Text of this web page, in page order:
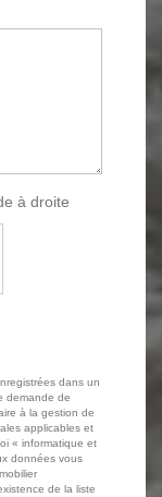
à droite
dans un
demande de
à la gestion de
applicables et
« informatique et
données vous
de la liste